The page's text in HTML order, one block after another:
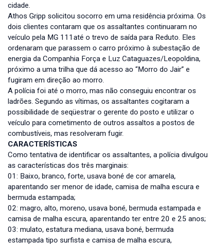
cidade.
Athos Gripp solicitou socorro em uma residência próxima. Os
dois clientes contaram que os assaltantes continuaram no
veículo pela MG 111até o trevo de saída para Reduto. Eles
ordenaram que parassem o carro próximo à subestação de
energia da Companhia Força e Luz Cataguazes/Leopoldina,
próximo a uma trilha que dá acesso ao “Morro do Jair” e
fugiram em direção ao morro.
A polícia foi até o morro, mas não conseguiu encontrar os
ladrões. Segundo as vítimas, os assaltantes cogitaram a
possibilidade de seqüestrar o gerente do posto e utilizar o
veículo para cometimento de outros assaltos a postos de
combustíveis, mas resolveram fugir.
CARACTERÍSTICAS
Como tentativa de identificar os assaltantes, a polícia divulgou
as características dos três marginais:
01: Baixo, branco, forte, usava boné de cor amarela,
aparentando ser menor de idade, camisa de malha escura e
bermuda estampada;
02: magro, alto, moreno, usava boné, bermuda estampada e
camisa de malha escura, aparentando ter entre 20 e 25 anos;
03: mulato, estatura mediana, usava boné, bermuda
estampada tipo surfista e camisa de malha escura,